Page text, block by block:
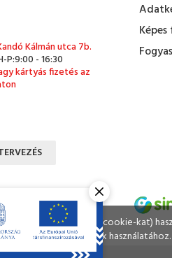
Kálmán utca 7b.
- 16:30
kártyás fizetés az
Minden jog fenntartva.
a miénk is sütiket (cookie-kat)
Ön hozzájárul a sütik használatához.